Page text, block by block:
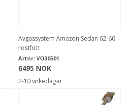
Avgassystem Amazon Sedan 62-66
rostfritt
Artnr: VO30501
6495 NOK
2-10 virkedagar